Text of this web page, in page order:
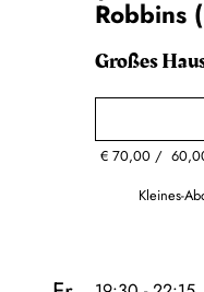
Robbins
Großes
€ 70,00
Kleines-